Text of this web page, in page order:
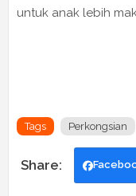
untuk anak lebih
Tags Perkongsian